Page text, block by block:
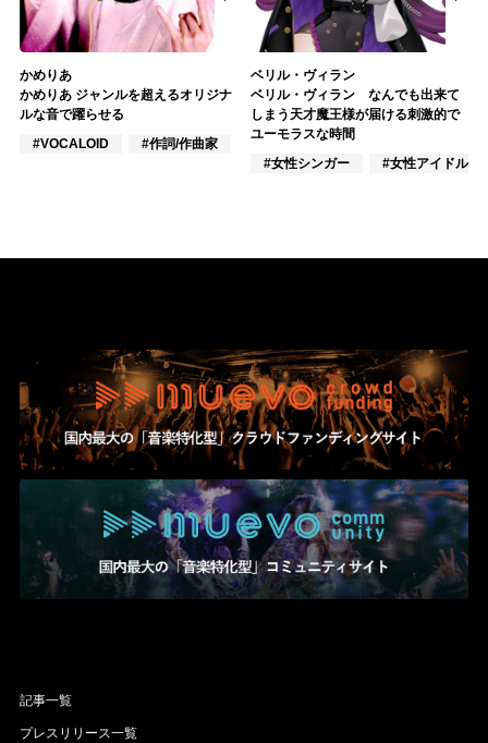
かめりあ
かめりあ ジャンルを超えるオリジナ
ルな音で躍らせる
#VOCALOID
#作詞/作曲家 #トラックメイカー
ベリル・ヴィラン
ベリル・ヴィラン なんでも出来て
しまう天才魔王様が届ける刺激的で
ユーモラスな時間
#女性シンガー
#女性アイドル
記事一覧
プレスリリース一覧